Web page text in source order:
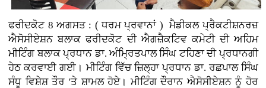
ਫਰੀਦਕੋਟ 8 ਅਗਸਤ : ( ਧਰਮ ਪ੍ਰਵਾਨਾਂ ) ਮੈਡੀਕਲ ਪ੍ਰੈਕਟੀਸ਼ਨਰਜ਼
ਐਸੋਸੀਏਸ਼ਨ ਬਲਾਕ ਫਰੀਦਕੋਟ ਦੀ ਐਗਜ਼ੈਕਟਿਵ ਕਮੇਟੀ ਦੀ ਅਹਿਮ
ਮੀਟਿੰਗ ਬਲਾਕ ਪ੍ਰਧਾਨ ਡਾ. ਅੰਮ੍ਰਿਤਪਾਲ ਸਿੰਘ ਟਹਿਣਾ ਦੀ ਪ੍ਰਧਾਨਗੀ
ਹੇਠ ਕਰਵਾਈ ਗਈ। ਮੀਟਿੰਗ ਵਿੱਚ ਜ਼ਿਲ੍ਹਾ ਪ੍ਰਧਾਨ ਡਾ. ਰਛਪਾਲ ਸਿੰਘ
ਸੰਧੂ ਵਿਸ਼ੇਸ਼ ਤੌਰ 'ਤੇ ਸ਼ਾਮਲ ਹੋਏ। ਮੀਟਿੰਗ ਦੌਰਾਨ ਐਸੋਸੀਏਸ਼ਨ ਨੂੰ ਹੋਰ